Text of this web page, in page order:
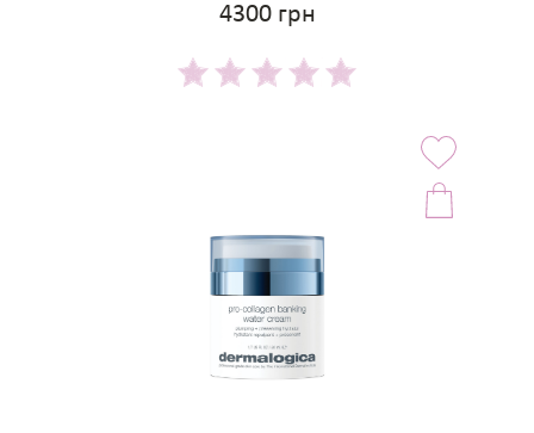
4300 грн